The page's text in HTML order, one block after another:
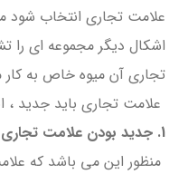
علامت تجاری انتخاب شود
اشکال دیگر مجموعه ای را
تجاری آن میوه خاص به
علامت تجاری باید جدید ،
1. جدید بودن علامت تجاری :
منظور این می باشد که